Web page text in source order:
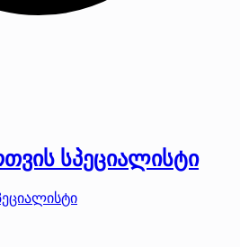
სპეციალისტი